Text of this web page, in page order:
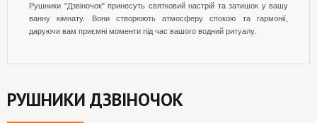
Рушники "Дзвіночок" принесуть святковий настрій та затишок у вашу
ванну кімнату. Вони створюють атмосферу спокою та гармонії,
даруючи вам приємні моменти під час вашого водний ритуалу.
РУШНИКИ ДЗВІНОЧОК